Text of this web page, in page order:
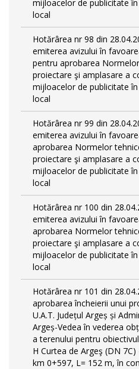
mijloacelor de publicitate
local
Hotărârea nr 98 din
emiterea avizului în
pentru aprobarea
proiectare şi amplasare a
mijloacelor de publicitate
local
Hotărârea nr 99 din
emiterea avizului în
aprobarea Normelor
proiectare şi amplasare a
mijloacelor de publicitate
local
Hotărârea nr 100 din
emiterea avizului în
aprobarea Normelor
proiectare şi amplasare a
mijloacelor de publicitate
local
Hotărârea nr 101 din
aprobarea încheierii unui
U.A.T. Județul Argeș și
Argeș-Vedea în vederea
a terenului pentru
H Curtea de Argeş (DN
km 0+597, L= 152 m, în